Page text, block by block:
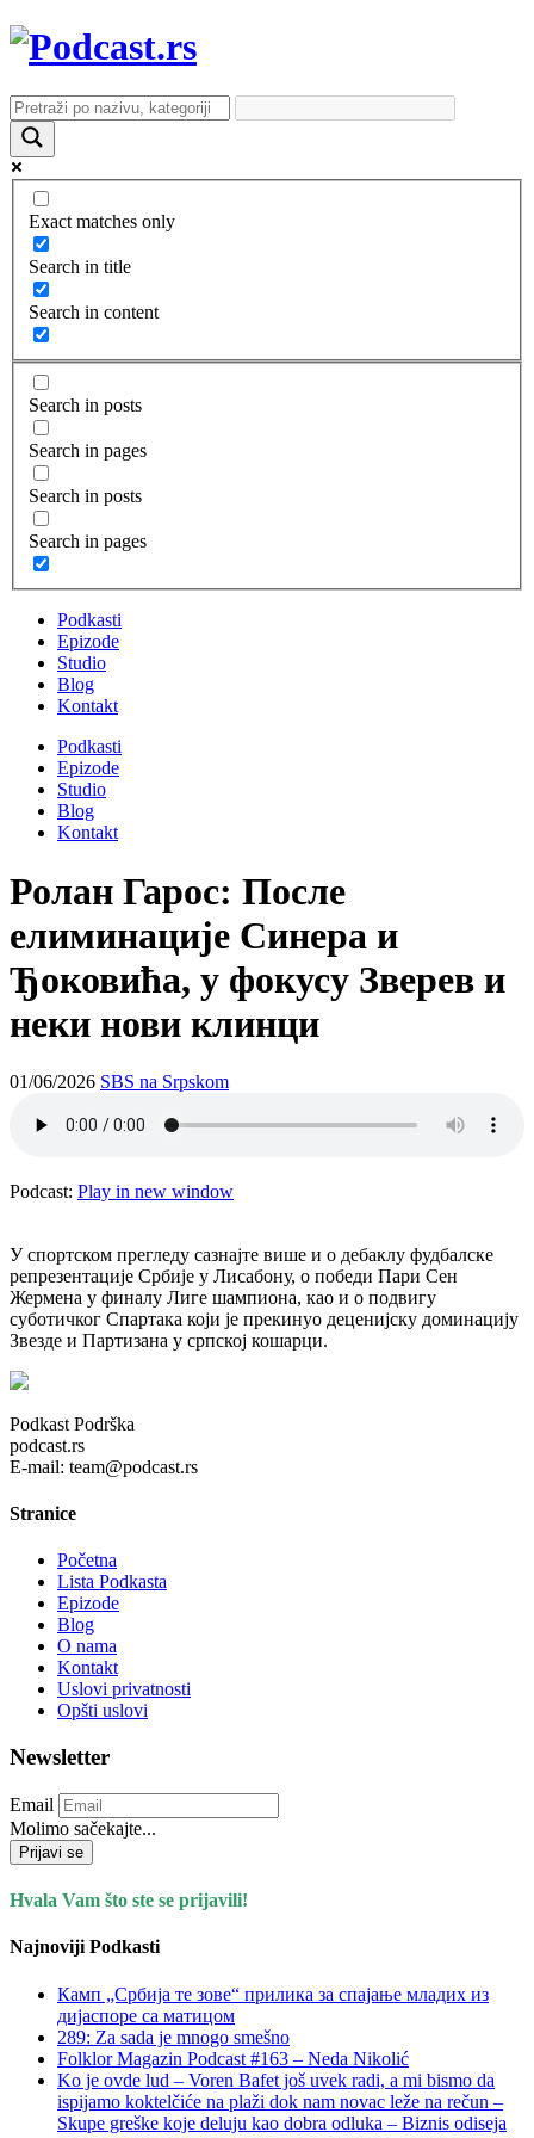
Exact matches only
Search in title
Search in content
Search in posts
Search in pages
Search in posts
Search in pages
Podkasti
Epizode
Studio
Blog
Kontakt
Podkasti
Epizode
Studio
Blog
Kontakt
Ролан Гарос: После
елиминације Синера и
Ђоковића, у фокусу Зверев и
неки нови клинци
01/06/2026 SBS na Srpskom
Podcast: Play in new window
У спортском прегледу сазнајте више и о дебаклу фудбалске
репрезентације Србије у Лисабону, о победи Пари Сен
Жермена у финалу Лиге шампиона, као и о подвигу
суботичког Спартака који је прекинуо деценијску доминацију
Звезде и Партизана у српској кошарци.
Podkast Podrška
podcast.rs
E-mail: team@podcast.rs
Stranice
Početna
Lista Podkasta
Epizode
Blog
O nama
Kontakt
Uslovi privatnosti
Opšti uslovi
Newsletter
Email
Molimo sačekajte...
Prijavi se
Hvala Vam što ste se prijavili!
Najnoviji Podkasti
Камп „Србија те зове“ прилика за спајање младих из
дијаспоре са матицом
289: Za sada je mnogo smešno
Folklor Magazin Podcast #163 – Neda Nikolić
Ko je ovde lud – Voren Bafet još uvek radi, a mi bismo da
ispijamo koktelčiće na plaži dok nam novac leže na rečun –
Skupe greške koje deluju kao dobra odluka – Biznis odiseja